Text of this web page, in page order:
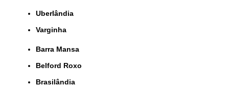
Uberlândia
Varginha
Barra Mansa
Belford Roxo
Brasilândia